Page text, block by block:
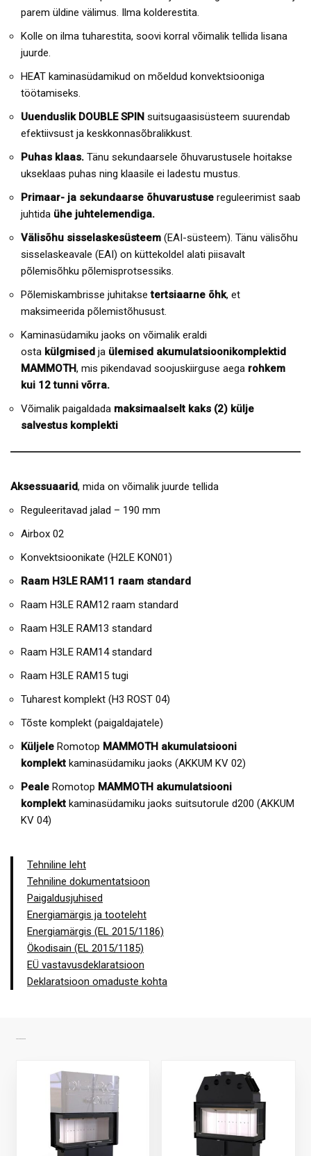
parem üldine välimus. Ilma kolderestita.
Kolle on ilma tuharestita, soovi korral võimalik tellida lisana
juurde.
HEAT kaminasüdamikud on mõeldud konvektsiooniga
töötamiseks.
Uuenduslik DOUBLE SPIN suitsugaasisüsteem suurendab
efektiivsust ja keskkonnasõbralikkust.
Puhas klaas. Tänu sekundaarsele õhuvarustusele hoitakse
ukseklaas puhas ning klaasile ei ladestu mustus.
Primaar- ja sekundaarse õhuvarustuse reguleerimist saab
juhtida ühe juhtelemendiga.
Välisõhu sisselaskesüsteem (EAI-süsteem). Tänu välisõhu
sisselaskeavale (EAI) on küttekoldel alati piisavalt
põlemisõhku põlemisprotsessiks.
Põlemiskambrisse juhitaksetertsiaarne õhk, et
maksimeerida põlemistõhusust.
Kaminasüdamiku jaoks on võimalik eraldi
osta külgmised ja ülemised akumulatsioonikomplektid
MAMMOTH, mis pikendavad soojuskiirguse aega rohkem
kui 12 tunni võrra.
Võimalik paigaldada maksimaalselt kaks (2) külje
salvestus komplekti
Aksessuaarid, mida on võimalik juurde tellida
Reguleeritavad jalad – 190 mm
Airbox 02
Konvektsioonikate (H2LE KON01)
Raam H3LE RAM11 raam standard
Raam H3LE RAM12 raam standard
Raam H3LE RAM13 standard
Raam H3LE RAM14 standard
Raam H3LE RAM15 tugi
Tuharest komplekt (H3 ROST 04)
Tõste komplekt (paigaldajatele)
Küljele Romotop MAMMOTH akumulatsiooni
komplekt kaminasüdamiku jaoks (AKKUM KV 02)
Peale Romotop MAMMOTH akumulatsiooni
komplekt kaminasüdamiku jaoks suitsutorule d200 (AKKUM
KV 04)
Tehniline leht
Tehniline dokumentatsioon
Paigaldusjuhised
Energiamärgis ja tooteleht
Energiamärgis (EL 2015/1186)
Ökodisain (EL 2015/1185)
EÜ vastavusdeklaratsioon
Deklaratsioon omaduste kohta